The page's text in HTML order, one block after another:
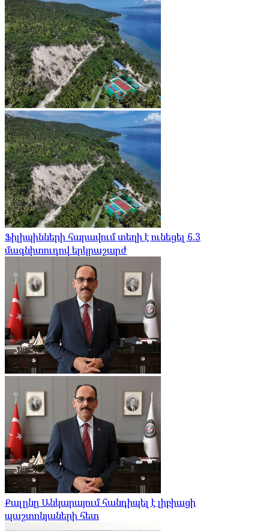
Ֆիլիպինների հարավում տեղի է ունեցել 6.3
մագնիտուդով երկրաշարժ
Քալընը Անկարայում հանդիպել է լիբիացի
պաշտոնյաների հետ